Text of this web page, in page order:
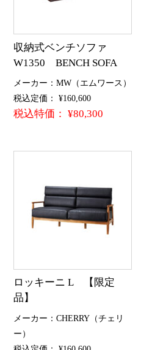
収納式ベンチソファ
W1350 BENCH SOFA
メーカー：MW（エムワース）
税込定価： ¥160,600
税込特価： ¥80,300
ロッキーニ L 【限定
品】
メーカー：CHERRY（チェリ
ー）